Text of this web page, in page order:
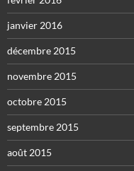
janvier 2016
décembre 2015
novembre 2015
octobre 2015
septembre 2015
août 2015